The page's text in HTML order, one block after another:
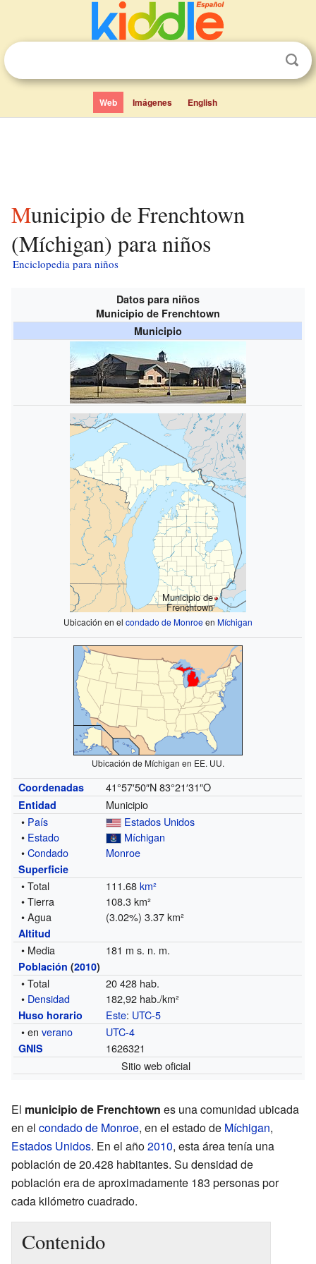
Web Imágenes English
Municipio de Frenchtown
(Míchigan) para niños
Enciclopedia para niños
Datos para niños
Municipio de Frenchtown
Municipio
Municipio de
Frenchtown
Ubicación en el condado de Monroeen Míchigan
Ubicación de Míchigan en EE. UU.
Coordenadas 41°57′50″N 83°21′31″O
Entidad
Municipio
• País
Estados Unidos
• Estado
Míchigan
•Condado Monroe
Superficie
• Total 111.68km²
• Tierra
108.3 km²
• Agua
(3.02%) 3.37 km²
Altitud
• Media 181 m s. n. m.
Población (2010)
• Total
20 428 hab.
• Densidad 182,92 hab./km²
Huso horario Este: UTC-5
• enverano UTC-4
GNIS
1626321
Sitio web oficial
El municipio de Frenchtown es una comunidad ubicada
en el condado de Monroe, en el estado de Míchigan,
Estados Unidos. En el año2010, esta área tenía una
población de 20.428 habitantes. Su densidad de
población era de aproximadamente 183 personas por
cada kilómetro cuadrado.
Contenido